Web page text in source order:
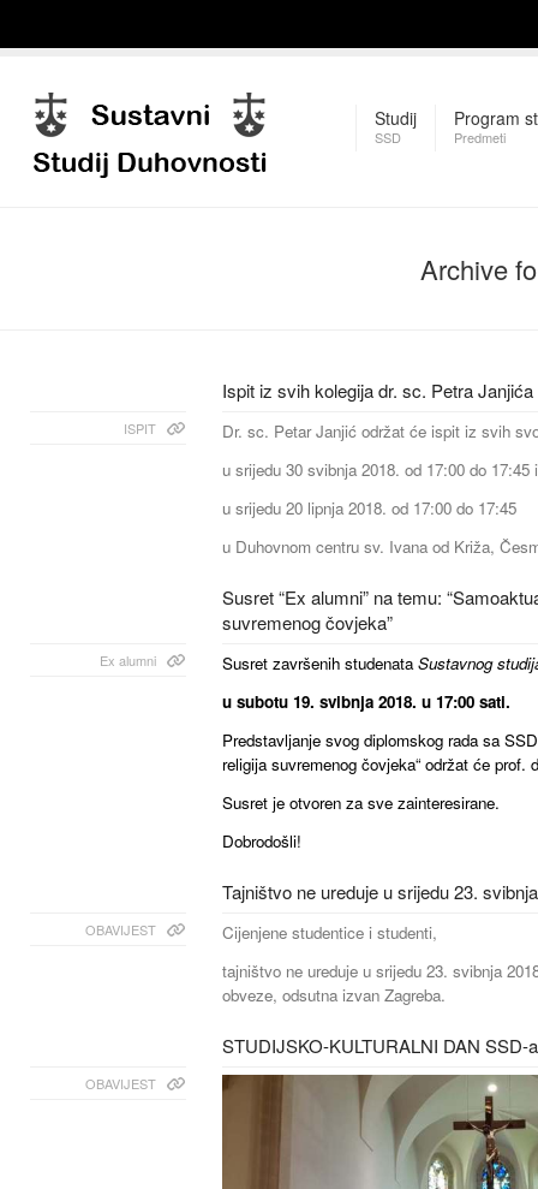
Studij
SSD
Program
Predmeti
Archive
Ispit iz svih kolegija dr. sc. Petra Janjića
ISPIT
Dr. sc. Petar Janjić održat će ispit iz svih
u srijedu 30 svibnja 2018. od 17:00 do 17:45 i
u srijedu 20 lipnja 2018. od 17:00 do 17:45
u Duhovnom centru sv. Ivana od Križa,
Susret “Ex alumni” na temu:
suvremenog čovjeka”
Ex alumni Susret završenih studenataSustavnog
u subotu 19. svibnja 2018. u 17:00 sati.
Predstavljanje svog diplomskog rada sa
religija suvremenog čovjeka“ održat će prof.
Susret je otvoren za sve zainteresirane.
Dobrodošli!
Tajništvo ne ureduje u srijedu 23.
OBAVIJEST
Cijenjene studentice i studenti,
tajništvo ne ureduje u srijedu 23. svibnja
obveze, odsutna izvan Zagreba.
STUDIJSKO-KULTURALNI DAN SSD-
OBAVIJEST